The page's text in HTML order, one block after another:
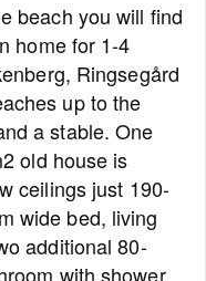
beach you will find
home for 1-4
Ringsegård
up to the
a stable. One
old house is
ceilings just 190-
wide bed, living
additional 80-
with shower